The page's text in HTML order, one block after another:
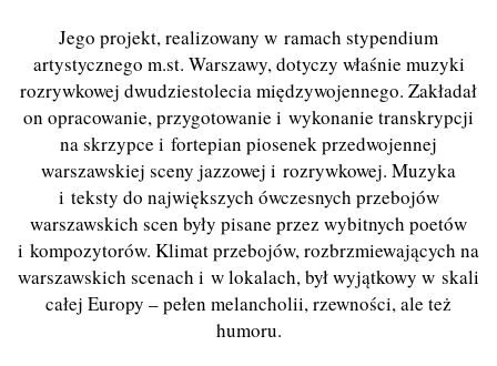
Jego projekt, realizowany w ramach stypendium
artystycznego m.st. Warszawy, dotyczy właśnie muzyki
rozrywkowej dwudziestolecia międzywojennego. Zakładał
on opracowanie, przygotowanie i wykonanie transkrypcji
na skrzypce i fortepian piosenek przedwojennej
warszawskiej sceny jazzowej i rozrywkowej. Muzyka
i teksty do największych ówczesnych przebojów
warszawskich scen były pisane przez wybitnych poetów
i kompozytorów. Klimat przebojów, rozbrzmiewających na
warszawskich scenach i w lokalach, był wyjątkowy w skali
całej Europy – pełen melancholii, rzewności, ale też
humoru.